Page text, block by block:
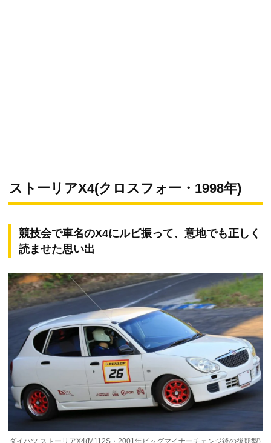
ストーリアX4(クロスフォー・1998年)
競技会で車名のX4にルビ振って、意地でも正しく
読ませた思い出
ダイハツ ストーリアX4(M112S・2001年ビッグマイナーチェンジ後の後期型)